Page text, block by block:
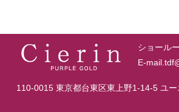
ショール
E-
110-0015 東京都台東区東上野1-14-5 ユ